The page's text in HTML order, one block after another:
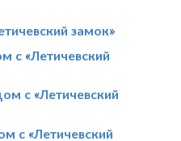
замок»
с «Летичевский
с «Летичевский
с «Летичевский